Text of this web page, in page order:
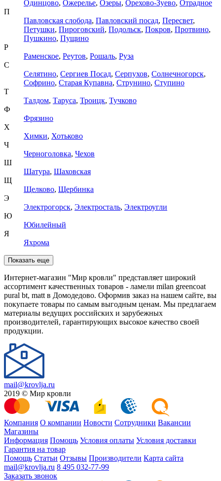
Одинцово, Ожерелье, Озеры, Орехово-Зуево, Отрадное
П
Павловская слобода, Павловский посад, Пересвет,
Петушки, Пироговский, Подольск, Покров, Протвино,
Пушкино, Пущино
Р
Раменское, Реутов, Рошаль, Руза
С
Селятино, Сергиев Посад, Серпухов, Солнечногорск,
Софрино, Старая Купавна, Струнино, Ступино
Т
Талдом, Таруса, Троицк, Тучково
Ф
Фрязино
Х
Химки, Хотьково
Ч
Черноголовка, Чехов
Ш
Шатура, Шаховская
Щ
Щелково, Щербинка
Э
Электрогорск, Электросталь, Электроугли
Ю
Юбилейный
Я
Яхрома
Показать еще
Интернет-магазин "Мир кровли" представляет широкий
ассортимент качественных товаров - ламели milan greencoat
pural bt, matt в Домодедово. Оформив заказ на нашем сайте, вы
покупаете товары по самым выгодным ценам. Мы предлагаем
материалы ведущих российских и зарубежных
производителей, гарантирующих высокое качество своей
продукции.
mail@krovlja.ru
2019 © Мир кровли
Компания О компании Новости Сотрудники Вакансии
Магазины
Информация Помощь Условия оплаты Условия доставки
Гарантия на товар
Помощь Статьи Отзывы Производители Карта сайта
mail@krovlja.ru 8 495 032-77-99
Заказать звонок